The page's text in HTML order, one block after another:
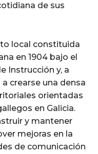
de sus
local constituida
en 1904 bajo el
Instrucción y, a
crearse una densa
orientadas
en Galicia.
y mantener
mejoras en la
de comunicación